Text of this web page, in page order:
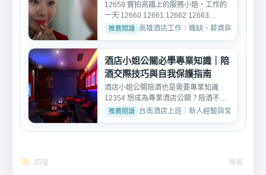
12659 實拍高鐵上的服務小姐，工作的
一天 12660 12661 12662 12663
12664 12665 12666 12667 126...
高雄酒店工作｜職缺、薪資與面試討論
酒店小姐公關必學專業知識｜陪
酒交際技巧與自我保護指南
酒店小姐公關陪酒也是需要專業知識
12354 想成為專業酒店公關？陪酒不只
是喝酒，更需要溝通、情...
台南酒店上班｜新人經驗與常見問題 ·
回復 舉報